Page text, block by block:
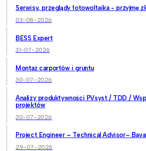
Serwisy, przeglądy fotowoltaika - przyjmę
03-08-2026
BESS Expert
31-07-2026
Montaż carportów i gruntu
30-07-2026
Analizy produktywności PVsyst / TDD /
projektów
30-07-2026
Project Engineer – Technical Advisor–
29-07-2026